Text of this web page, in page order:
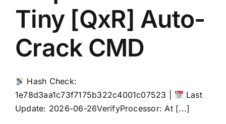
Tiny [QxR] Auto-
Crack CMD
Hash Check:
1e78d3aa1c73f7175b322c4001c07523 |
Last
Update: 2026-06-26VerifyProcessor: At [...]